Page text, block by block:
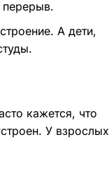
А дети,
кажется, что
У взрослых